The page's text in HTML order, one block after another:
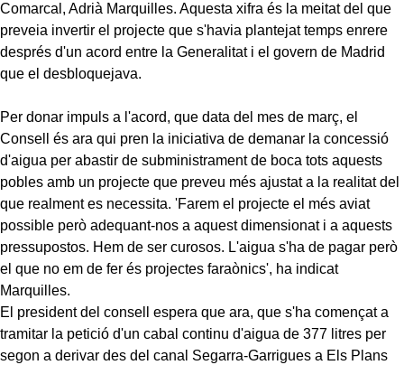
Comarcal, Adrià Marquilles. Aquesta xifra és la meitat del que
preveia invertir el projecte que s'havia plantejat temps enrere
després d'un acord entre la Generalitat i el govern de Madrid
que el desbloquejava.
Per donar impuls a l'acord, que data del mes de març, el
Consell és ara qui pren la iniciativa de demanar la concessió
d'aigua per abastir de subministrament de boca tots aquests
pobles amb un projecte que preveu més ajustat a la realitat del
que realment es necessita. 'Farem el projecte el més aviat
possible però adequant-nos a aquest dimensionat i a aquests
pressupostos. Hem de ser curosos. L'aigua s'ha de pagar però
el que no em de fer és projectes faraònics', ha indicat
Marquilles.
El president del consell espera que ara, que s'ha començat a
tramitar la petició d'un cabal continu d'aigua de 377 litres per
segon a derivar des del canal Segarra-Garrigues a Els Plans